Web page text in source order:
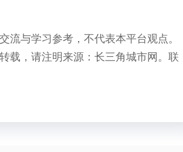
与学习参考，不代表本平台观点。
载，请注明来源：长三角城市网。联